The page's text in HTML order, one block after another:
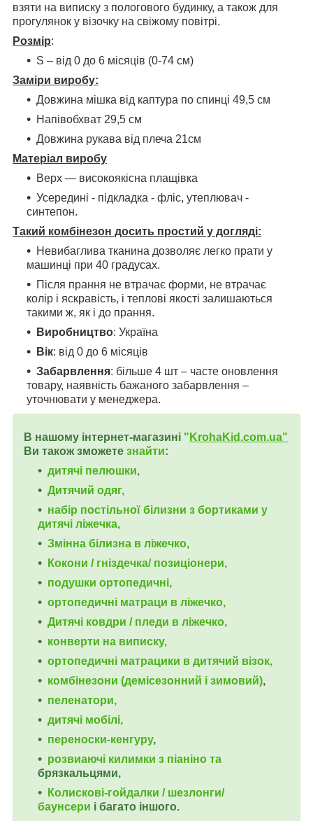
взяти на виписку з пологового будинку, а також для
прогулянок у візочку на свіжому повітрі.
Розмір:
S – від 0 до 6 місяців (0-74 см)
Заміри виробу:
Довжина мішка від каптура по спинці 49,5 см
Напівобхват 29,5 см
Довжина рукава від плеча 21см
Матеріал виробу
Верх ― високоякісна плащівка
Усередині - підкладка - фліс, утеплювач -
синтепон.
Такий комбінезон досить простий у догляді:
Невибаглива тканина дозволяє легко прати у
машинці при 40 градусах.
Після прання не втрачає форми, не втрачає
колір і яскравість, і теплові якості залишаються
такими ж, як і до прання.
Виробництво: Україна
Вік: від 0 до 6 місяців
Забарвлення: більше 4 шт – часте оновлення
товару, наявність бажаного забарвлення –
уточнювати у менеджера.
В нашому інтернет-магазині " KrohaKid.com.ua"
Ви також зможете знайти:
дитячі пелюшки,
Дитячий одяг,
набір постільної білизни з бортиками у
дитячі ліжечка,
Змінна білизна в ліжечко,
Кокони / гніздечка/ позиціонери,
подушки ортопедичні,
ортопедичні матраци в ліжечко,
Дитячі ковдри / пледи в ліжечко,
конверти на виписку,
ортопедичні матрацики в дитячий візок,
комбінезони (демісезонний і зимовий),
пеленатори,
дитячі мобілі,
переноски-кенгуру,
розвиаючі килимки з піаніно та
брязкальцями,
Колискові-гойдалки / шезлонги/
баунсери і багато іншого.